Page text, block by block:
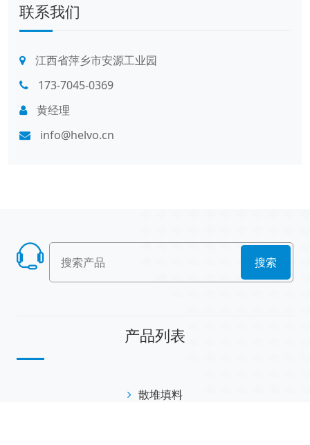
联系我们
江西省萍乡市安源工业园
173-7045-0369
黄经理
info@helvo.cn
搜索
产品列表
散堆填料